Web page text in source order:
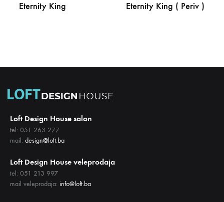
Eternity King
LISTU
Eternity King ( Periv )
LISTU
Loft Design House salon
tel: 051 263 277
mail: design@loft.ba
Loft Design House veleprodaja
tel: 051 213 997
mail veleprodaja: info@loft.ba